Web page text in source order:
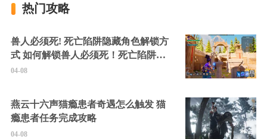
热门攻略
兽人必须死! 死亡陷阱隐藏角色解锁方
式 如何解锁兽人必须死！死亡陷阱中
的隐藏角色
04-08
燕云十六声猫瘾患者奇遇怎么触发 猫
瘾患者任务完成攻略
04-08